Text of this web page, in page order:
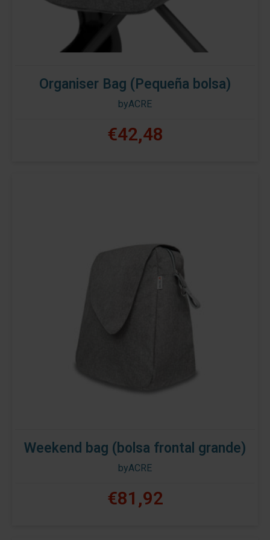
Organiser Bag (Pequeña bolsa)
byACRE
€42,48
Weekend bag (bolsa frontal grande)
byACRE
€81,92